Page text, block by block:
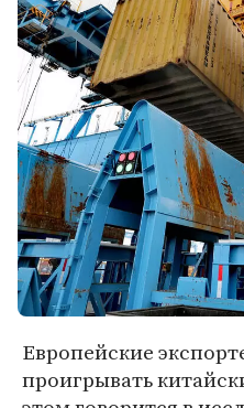
Европейские
проигрывать